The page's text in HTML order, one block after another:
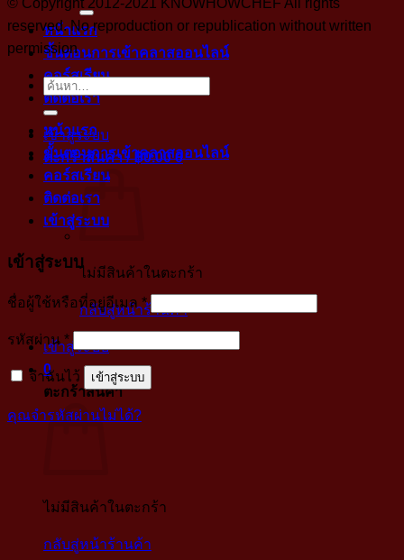
หน้าแรก
ขั้นตอนการเข้าคลาสออนไลน์
คอร์สเรียน
ติดต่อเรา
เข้าสู่ระบบ
ตะกร้าสินค้า /฿0.00 0
ไม่มีสินค้าในตะกร้า
กลับสู่หน้าร้านค้า
เข้าสู่ระบบ
0
ตะกร้าสินค้า
ไม่มีสินค้าในตะกร้า
กลับสู่หน้าร้านค้า
© Copyright 2012-2021 KNOWHOWCHEF All rights
reserved. No reproduction or republication without written
permission
ค้นหา:
หน้าแรก
ขั้นตอนการเข้าคลาสออนไลน์
คอร์สเรียน
ติดต่อเรา
เข้าสู่ระบบ
เข้าสู่ระบบ
ชื่อผู้ใช้หรือที่อยู่อีเมล*บังคับ
รหัสผ่าน*บังคับ
กรอก
จำฉันไว้
เข้าสู่ระบบ
คุณจำรหัสผ่านไม่ได้?